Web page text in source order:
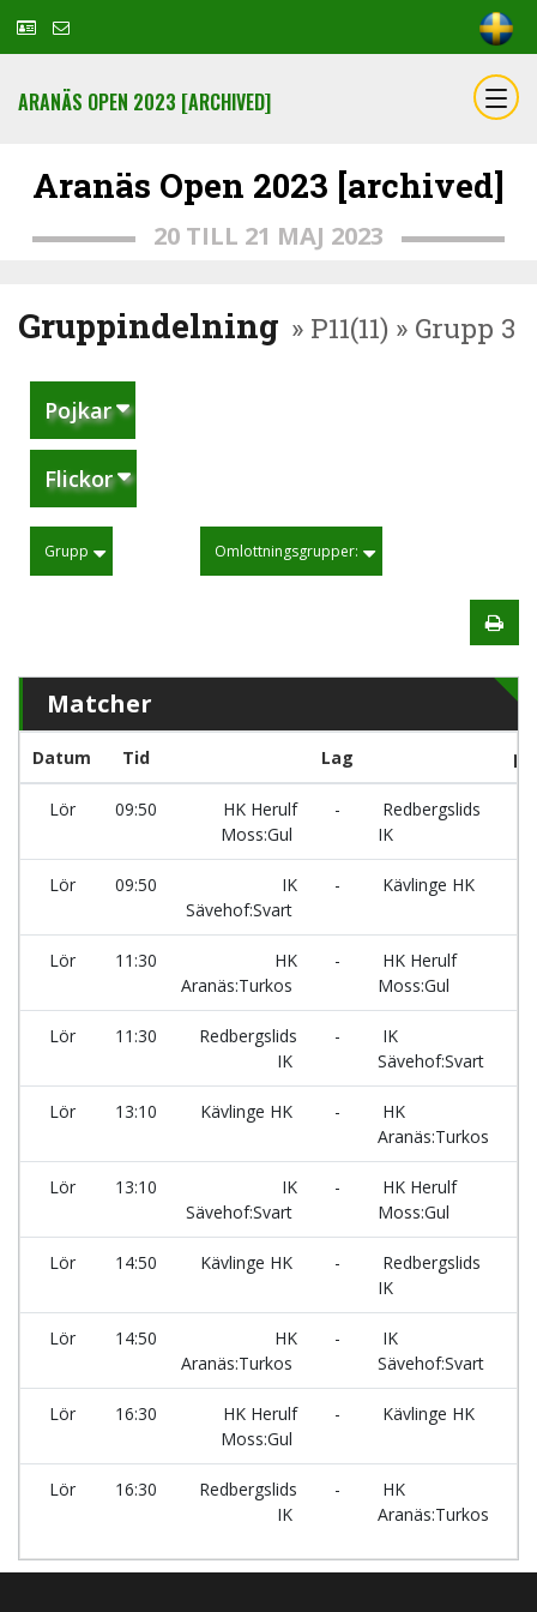
ARANÄS OPEN 2023 [ARCHIVED]
Aranäs Open 2023 [archived]
20 TILL 21 MAJ 2023
Gruppindelning » P11(11) » Grupp 3
Pojkar
Flickor
Grupp Omlottningsgrupper:
Matcher
Datum Tid Lag
Lör 09:50
HK Herulf
Moss:Gul
-
Redbergslids
IK
Lör 09:50
IK
Sävehof:Svart
- Kävlinge HK
Lör 11:30
HK
Aranäs:Turkos
-
HK Herulf
Moss:Gul
Lör 11:30
Redbergslids
IK
-
IK
Sävehof:Svart
Lör 13:10 Kävlinge HK -
HK
Aranäs:Turkos
Lör 13:10
IK
Sävehof:Svart
-
HK Herulf
Moss:Gul
Lör 14:50 Kävlinge HK -
Redbergslids
IK
Lör 14:50
HK
Aranäs:Turkos
-
IK
Sävehof:Svart
Lör 16:30
HK Herulf
Moss:Gul
- Kävlinge HK
Lör 16:30
Redbergslids
IK
-
HK
Aranäs:Turkos